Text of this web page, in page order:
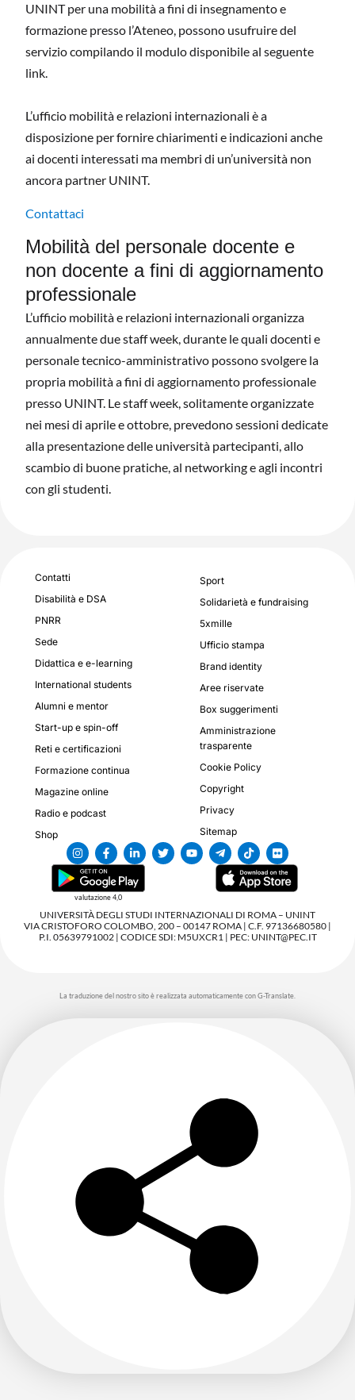
UNINT per una mobilità a fini di insegnamento e
formazione presso l’Ateneo, possono usufruire del
servizio compilando il modulo disponibile al seguente
link.
L’ufficio mobilità e relazioni internazionali è a
disposizione per fornire chiarimenti e indicazioni anche
ai docenti interessati ma membri di un’università non
ancora partner UNINT.
Contattaci
Mobilità del personale docente e
non docente a fini di aggiornamento
professionale
L’ufficio mobilità e relazioni internazionali organizza
annualmente due staff week, durante le quali docenti e
personale tecnico-amministrativo possono svolgere la
propria mobilità a fini di aggiornamento professionale
presso UNINT. Le staff week, solitamente organizzate
nei mesi di aprile e ottobre, prevedono sessioni dedicate
alla presentazione delle università partecipanti, allo
scambio di buone pratiche, al networking e agli incontri
con gli studenti.
Contatti
Disabilità e DSA
PNRR
Sede
Didattica e e-learning
International students
Alumni e mentor
Start-up e spin-off
Reti e certificazioni
Formazione continua
Magazine online
Radio e podcast
Shop
Sport
Solidarietà e fundraising
5xmille
Ufficio stampa
Brand identity
Aree riservate
Box suggerimenti
Amministrazione
trasparente
Cookie Policy
Copyright
Privacy
Sitemap
valutazione 4,0
UNIVERSITÀ DEGLI STUDI INTERNAZIONALI DI ROMA – UNINT
VIA CRISTOFORO COLOMBO, 200 – 00147 ROMA | C.F. 97136680580 |
P.I. 05639791002 | CODICE SDI: M5UXCR1 | PEC: UNINT@PEC.IT
La traduzione del nostro sito è realizzata automaticamente con G-Translate.